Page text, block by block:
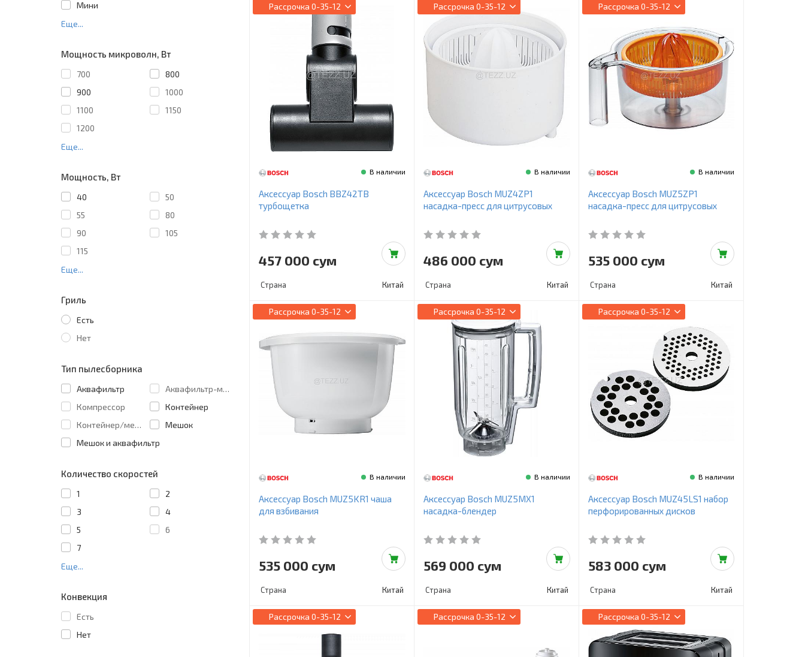
Мини
Еще...
Мощность микроволн, Вт
700
800
900
1000
1100
1150
1200
Еще...
Мощность, Вт
40
50
55
80
90
105
115
Еще...
Гриль
Есть
Нет
Тип пылесборника
Аквафильтр
Аквафильтр-мешок
Компрессор
Контейнер
Контейнер/мешок
Мешок
Мешок и аквафильтр
Количество скоростей
1
2
3
4
5
6
7
Еще...
Конвекция
Есть
Нет
Рассрочка 0-35-12
В наличии
Аксессуар Bosch BBZ42TB
турбощетка
457 000 сум
Страна Китай
Рассрочка 0-35-12
В наличии
Аксессуар Bosch MUZ4ZP1
насадка-пресс для цитрусовых
486 000 сум
Страна Китай
Рассрочка 0-35-12
В наличии
Аксессуар Bosch MUZ5ZP1
насадка-пресс для цитрусовых
535 000 сум
Страна Китай
Рассрочка 0-35-12
В наличии
Аксессуар Bosch MUZ5KR1 чаша
для взбивания
535 000 сум
Страна Китай
Рассрочка 0-35-12
В наличии
Аксессуар Bosch MUZ5MX1
насадка-блендер
569 000 сум
Страна Китай
Рассрочка 0-35-12
В наличии
Аксессуар Bosch MUZ45LS1 набор
перфорированных дисков
583 000 сум
Страна Китай
Рассрочка 0-35-12 Рассрочка 0-35-12 Рассрочка 0-35-12